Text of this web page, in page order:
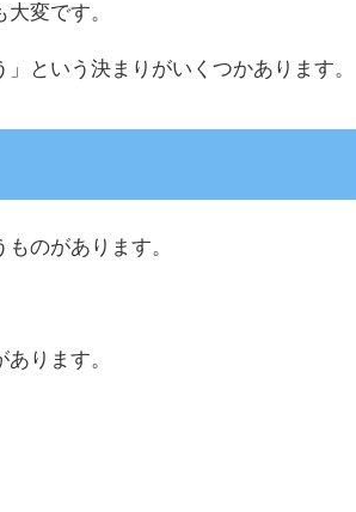
変です。
という決まりがいくつかあります。
のがあります。
ります。